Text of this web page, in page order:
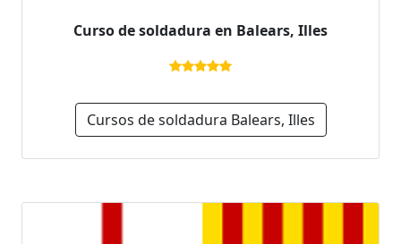
Curso de soldadura en Balears, Illes
Cursos de soldadura Balears, Illes